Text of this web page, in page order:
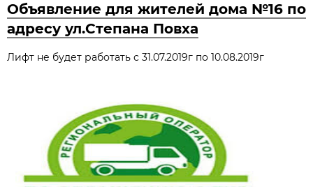
Объявление для жителей дома №16 по
адресу ул.Степана Повха
Лифт не будет работать с 31.07.2019г по 10.08.2019г